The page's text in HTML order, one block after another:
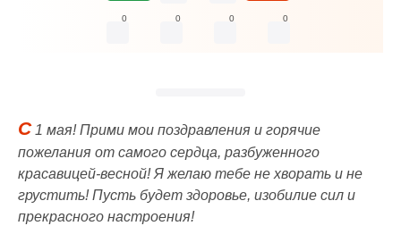
0 0 0 0
С1 мая! Прими мои поздравления и горячие
пожелания от самого сердца, разбуженного
красавицей-весной! Я желаю тебе не хворать и не
грустить! Пусть будет здоровье, изобилие сил и
прекрасного настроения!